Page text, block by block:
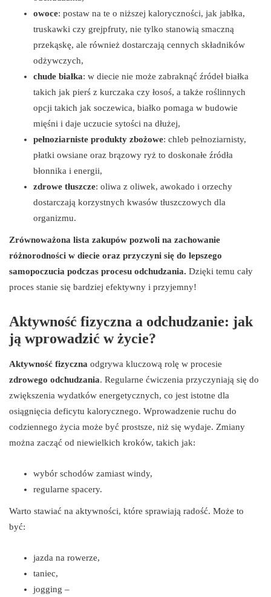
owoce: postaw na te o niższej kaloryczności, jak jabłka,
truskawki czy grejpfruty, nie tylko stanowią smaczną
przekąskę, ale również dostarczają cennych składników
odżywczych,
chude białka: w diecie nie może zabraknąć źródeł białka
takich jak pierś z kurczaka czy łosoś, a także roślinnych
opcji takich jak soczewica, białko pomaga w budowie
mięśni i daje uczucie sytości na dłużej,
pełnoziarniste produkty zbożowe: chleb pełnoziarnisty,
płatki owsiane oraz brązowy ryż to doskonałe źródła
błonnika i energii,
zdrowe tłuszcze: oliwa z oliwek, awokado i orzechy
dostarczają korzystnych kwasów tłuszczowych dla
organizmu.
Zrównoważona lista zakupów pozwoli na zachowanie
różnorodności w diecie oraz przyczyni się do lepszego
samopoczucia podczas procesu odchudzania. Dzięki temu cały
proces stanie się bardziej efektywny i przyjemny!
Aktywność fizyczna a odchudzanie: jak
ją wprowadzić w życie?
Aktywność fizyczna odgrywa kluczową rolę w procesie
zdrowego odchudzania. Regularne ćwiczenia przyczyniają się do
zwiększenia wydatków energetycznych, co jest istotne dla
osiągnięcia deficytu kalorycznego. Wprowadzenie ruchu do
codziennego życia może być prostsze, niż się wydaje. Zmiany
można zacząć od niewielkich kroków, takich jak:
wybór schodów zamiast windy,
regularne spacery.
Warto stawiać na aktywności, które sprawiają radość. Może to
być:
jazda na rowerze,
taniec,
jogging –